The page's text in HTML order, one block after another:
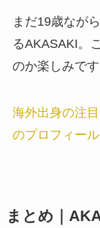
まだ19歳なが
るAKASAKI。
のか楽しみです
海外出身の注
のプロフィール
まとめ｜